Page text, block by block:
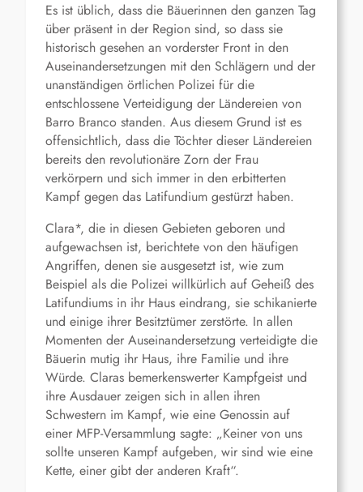
Es ist üblich, dass die Bäuerinnen den ganzen Tag
über präsent in der Region sind, so dass sie
historisch gesehen an vorderster Front in den
Auseinandersetzungen mit den Schlägern und der
unanständigen örtlichen Polizei für die
entschlossene Verteidigung der Ländereien von
Barro Branco standen. Aus diesem Grund ist es
offensichtlich, dass die Töchter dieser Ländereien
bereits den revolutionäre Zorn der Frau
verkörpern und sich immer in den erbitterten
Kampf gegen das Latifundium gestürzt haben.
Clara*, die in diesen Gebieten geboren und
aufgewachsen ist, berichtete von den häufigen
Angriffen, denen sie ausgesetzt ist, wie zum
Beispiel als die Polizei willkürlich auf Geheiß des
Latifundiums in ihr Haus eindrang, sie schikanierte
und einige ihrer Besitztümer zerstörte. In allen
Momenten der Auseinandersetzung verteidigte die
Bäuerin mutig ihr Haus, ihre Familie und ihre
Würde. Claras bemerkenswerter Kampfgeist und
ihre Ausdauer zeigen sich in allen ihren
Schwestern im Kampf, wie eine Genossin auf
einer MFP-Versammlung sagte: „Keiner von uns
sollte unseren Kampf aufgeben, wir sind wie eine
Kette, einer gibt der anderen Kraft“.